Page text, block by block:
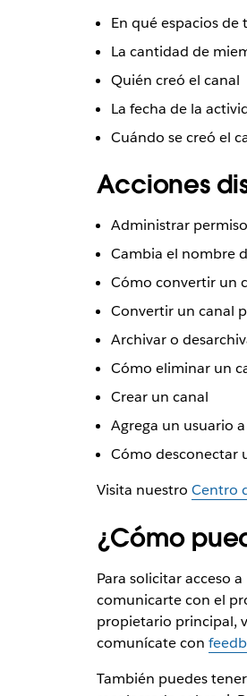
En qué espacios de
La cantidad de
Quién creó el canal
La fecha de la
Cuándo se creó el
Acciones
Administrar
Cambia el nombre
Cómo convertir un
Convertir un canal
Archivar o
Cómo eliminar un
Crear un canal
Agrega un usuario
Cómo desconectar
Visita nuestro Centro
¿Cómo
Para solicitar acceso
comunicarte con el
propietario principal,
comunícate con
También puedes